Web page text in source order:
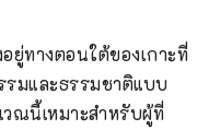
ยู่ทางตอนใต้ของเกาะที่
มและธรรมชาติแบบ
ณนี้เหมาะสำหรับผู้ที่